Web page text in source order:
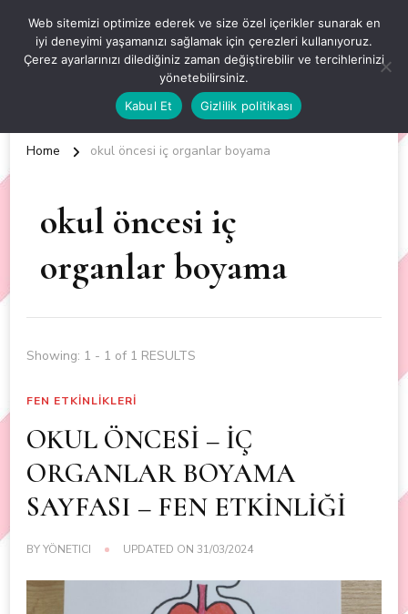
OKUL ÖNCESİ ETKİNLİKLER
EN YENİ VE ÖZGÜN OKUL ÖNCESİ ETKİNLİKLERİ
Home okul öncesi iç organlar boyama
okul öncesi iç
organlar boyama
Showing: 1 - 1 of 1 RESULTS
FEN ETKİNLİKLERİ
OKUL ÖNCESİ – İÇ
ORGANLAR BOYAMA
SAYFASI – FEN ETKİNLİĞİ
BYYÖNETICI UPDATED ON 31/03/2024
Web sitemizi optimize ederek ve size özel içerikler sunarak en
iyi deneyimi yaşamanızı sağlamak için çerezleri kullanıyoruz.
Çerez ayarlarınızı dilediğiniz zaman değiştirebilir ve tercihlerinizi
yönetebilirsiniz.
Kabul Et
Gizlilik politikası